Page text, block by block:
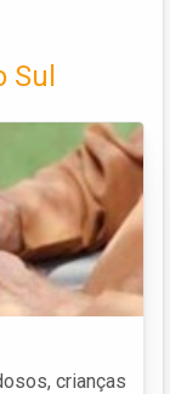
Sul
crianças